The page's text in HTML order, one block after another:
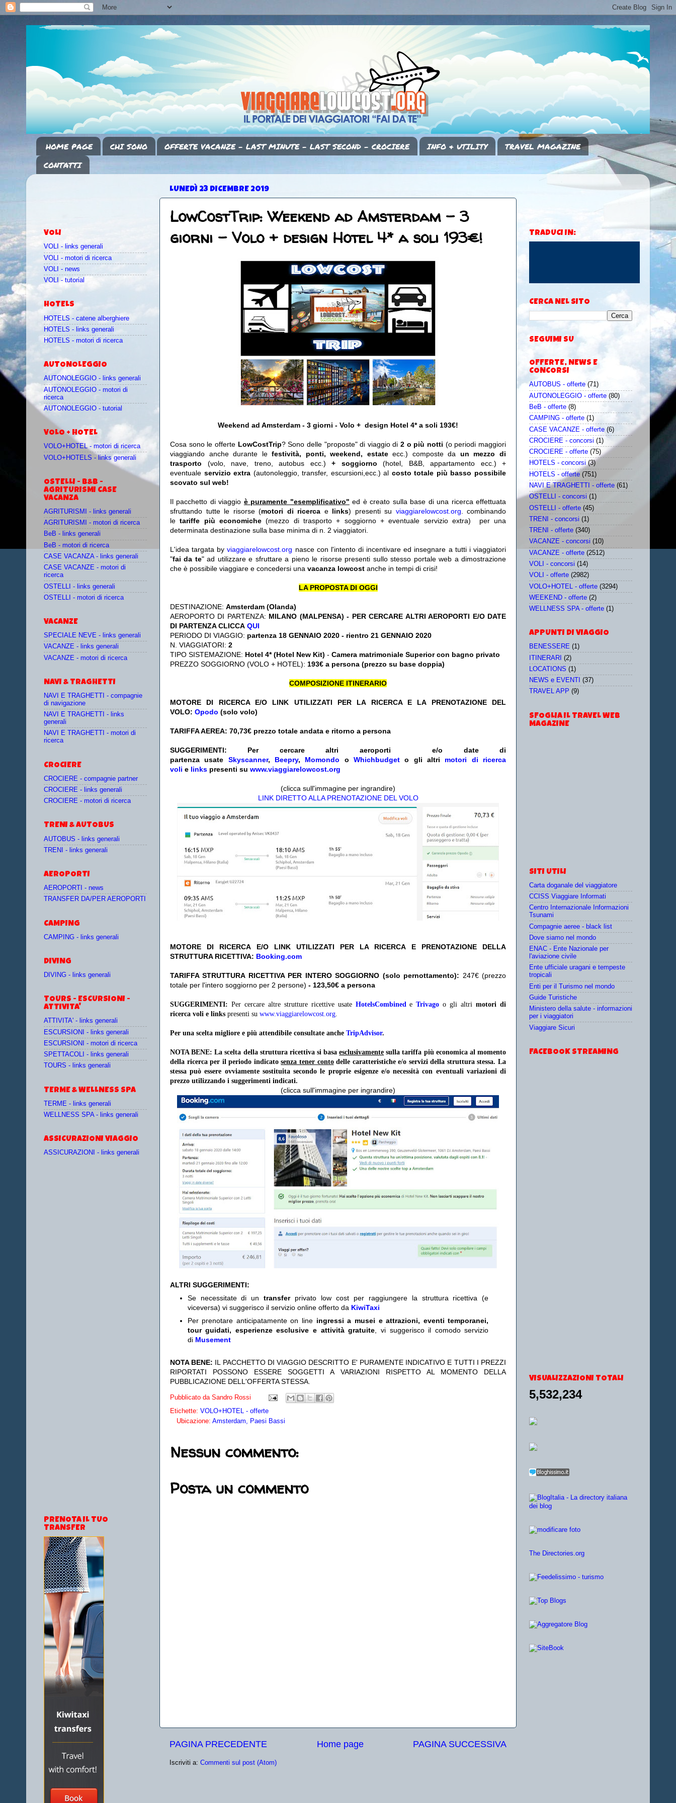
HOME PAGE CHI SONO OFFERTE VACANZE - LAST MINUTE - LAST SECOND - CROCIERE INFO & UTILITY
TRAVEL MAGAZINE
CONTATTI
LUNEDÌ 23 DICEMBRE 2019
LowCostTrip: Weekend ad Amsterdam - 3
giorni - Volo + design Hotel 4* a soli 193€!
Weekend ad Amsterdam - 3 giorni - Volo + design Hotel 4*a soli 193€!
Cosa sono le offerte LowCostTrip? Sono delle "proposte" di viaggio di2 o più notti (o periodi maggiori
viaggiando anche durante lefestività, ponti, weekend, estateecc.) composte da un mezzo di
trasporto (volo, nave, treno, autobus ecc.) + soggiorno (hotel, B&B, appartamento ecc.) +
eventuale servizio extra (autonoleggio, transfer, escursioni,ecc.) al costo totale più basso possibile
scovato sul web!
Il pacchetto di viaggio è puramente "esemplificativo" ed è creato sulla base di una ricerca effettuata
sfruttando tutte le risorse (motori di ricerca e links) presenti su viaggiarelowcost.org . combinando
le tariffe più economiche(mezzo di trasporto + soggiorno + eventuale servizio extra)
per una
determinata destinazione sulla base minima di n. 2 viaggiatori.
L'idea targata byviaggiarelowcost.org nasce con l'intento di incentivare ed insegnare a tutti i viaggiatori
"fai da te" ad utilizzare e sfruttare a pieno le risorse presenti sullo stesso portale web a dimostrazione
che è possibile viaggiare e concedersi una vacanza lowcost anche in tempi di crisi!
LA PROPOSTA DI OGGI
DESTINAZIONE: Amsterdam (Olanda)
AEROPORTO DI PARTENZA: MILANO (MALPENSA) - PER CERCARE ALTRI AEROPORTI E/O DATE
DI PARTENZA CLICCA QUI
PERIODO DI VIAGGIO: partenza 18 GENNAIO 2020 - rientro 21 GENNAIO 2020
N. VIAGGIATORI: 2
TIPO SISTEMAZIONE: Hotel 4* (Hotel New Kit) - Camera matrimoniale Superior con bagno privato
PREZZO SOGGIORNO (VOLO + HOTEL): 193€ a persona (prezzo su base doppia)
COMPOSIZIONE ITINERARIO
MOTORE DI RICERCA E/O LINK UTILIZZATI PER LA RICERCA E LA PRENOTAZIONE DEL
VOLO: Opodo (solo volo)
TARIFFA AEREA: 70,73€ prezzo totale andata e ritorno a persona
SUGGERIMENTI: Per cercare altri aeroporti e/o date di
partenza usate Skyscanner, Beepry, Momondo oWhichbudget o gli altri motori di ricerca
voli e links presenti su www.viaggiarelowcost.org
(clicca sull'immagine per ingrandire)
LINK DIRETTO ALLA PRENOTAZIONE DEL VOLO
MOTORE DI RICERCA E/O LINK UTILIZZATI PER LA RICERCA E PRENOTAZIONE DELLA
STRUTTURA RICETTIVA: Booking.com
TARIFFA STRUTTURA RICETTIVA PER INTERO SOGGIORNO (solo pernottamento): 247€ (prezzo
totale per l'intero soggiorno per 2 persone) - 123,50€ a persona
SUGGERIMENTI: Per cercare altre strutture ricettive usate HotelsCombinedeTrivago o gli altrimotori di
ricerca voli e links presenti su www.viaggiarelowcost.org.
Per una scelta migliore e più attendibile consultate anche TripAdvisor.
NOTA BENE: La scelta della struttura ricettiva si basaesclusivamente sulla tariffa più economica al momento
della ricerca per il periodo indicatosenza tener contodelle caratteristiche e/o servizi della struttura stessa. La
stessa può essere ovviamente sostituita secondo le proprie esigenze e/o necessità con eventuali variazioni di
prezzo utilizzando i suggerimenti indicati.
(clicca sull'immagine per ingrandire)
ALTRI SUGGERIMENTI:
Se necessitate di untransfer privato low cost per raggiungere la struttura ricettiva (e
viceversa) vi suggerisco il servizio online offerto da KiwiTaxi
Per prenotare anticipatamente on line ingressi a musei e attrazioni, eventi temporanei,
tour guidati, esperienze esclusive e attività gratuite , vi suggerisco il comodo servizio
di Musement
NOTA BENE: IL PACCHETTO DI VIAGGIO DESCRITTO E' PURAMENTE INDICATIVO E TUTTI I PREZZI
RIPORTATI POSSONO ESSERE SOGGETTI A VARIAZIONI RISPETTO AL MOMENTO DELLA
PUBBLICAZIONE DELL'OFFERTA STESSA.
Pubblicato da Sandro Rossi
Etichette: VOLO+HOTEL - offerte
Ubicazione: Amsterdam, Paesi Bassi
Nessun commento:
Posta un commento
PAGINA PRECEDENTE PAGINA SUCCESSIVA
Home page
Iscriviti a: Commenti sul post (Atom)
VOLI
VOLI - links generali
VOLI - motori di ricerca
VOLI - news
VOLI - tutorial
HOTELS
HOTELS - catene alberghiere
HOTELS - links generali
HOTELS - motori di ricerca
AUTONOLEGGIO
AUTONOLEGGIO - links generali
AUTONOLEGGIO - motori di
ricerca
AUTONOLEGGIO - tutorial
VOLO + HOTEL
VOLO+HOTEL - motori di ricerca
VOLO+HOTELS - links generali
OSTELLI - B&B -
AGRITURISMI CASE
VACANZA
AGRITURISMI - links generali
AGRITURISMI - motori di ricerca
BeB - links generali
BeB - motori di ricerca
CASE VACANZA - links generali
CASE VACANZE - motori di
ricerca
OSTELLI - links generali
OSTELLI - motori di ricerca
VACANZE
SPECIALE NEVE - links generali
VACANZE - links generali
VACANZE - motori di ricerca
NAVI & TRAGHETTI
NAVI E TRAGHETTI - compagnie
di navigazione
NAVI E TRAGHETTI - links
generali
NAVI E TRAGHETTI - motori di
ricerca
CROCIERE
CROCIERE - compagnie partner
CROCIERE - links generali
CROCIERE - motori di ricerca
TRENI & AUTOBUS
AUTOBUS - links generali
TRENI - links generali
AEROPORTI
AEROPORTI - news
TRANSFER DA/PER AEROPORTI
CAMPING
CAMPING - links generali
DIVING
DIVING - links generali
TOURS - ESCURSIONI -
ATTIVITA'
ATTIVITA' - links generali
ESCURSIONI - links generali
ESCURSIONI - motori di ricerca
SPETTACOLI - links generali
TOURS - links generali
TERME & WELLNESS SPA
TERME - links generali
WELLNESS SPA - links generali
ASSICURAZIONI VIAGGIO
ASSICURAZIONI - links generali
PRENOTA IL TUO
TRANSFER
TRADUCI IN:
CERCA NEL SITO
SEGUIMI SU
OFFERTE, NEWS E
CONCORSI
AUTOBUS - offerte (71)
AUTONOLEGGIO - offerte (80)
BeB - offerte (8)
CAMPING - offerte (1)
CASE VACANZE - offerte (6)
CROCIERE - concorsi (1)
CROCIERE - offerte (75)
HOTELS - concorsi (3)
HOTELS - offerte (751)
NAVI E TRAGHETTI - offerte (61)
OSTELLI - concorsi (1)
OSTELLI - offerte (45)
TRENI - concorsi (1)
TRENI - offerte (340)
VACANZE - concorsi (10)
VACANZE - offerte (2512)
VOLI - concorsi (14)
VOLI - offerte (2982)
VOLO+HOTEL - offerte (3294)
WEEKEND - offerte (2)
WELLNESS SPA - offerte (1)
APPUNTI DI VIAGGIO
BENESSERE (1)
ITINERARI (2)
LOCATIONS (1)
NEWS e EVENTI
(37)
TRAVEL APP (9)
SFOGLIA IL TRAVEL WEB
MAGAZINE
SITI UTILI
Carta doganale del viaggiatore
CCISS Viaggiare Informati
Centro Internazionale Informazioni
Tsunami
Compagnie aeree - black list
Dove siamo nel mondo
ENAC - Ente Nazionale per
l'aviazione civile
Ente ufficiale uragani e tempeste
tropicali
Enti per il Turismo nel mondo
Guide Turistiche
Ministero della salute - informazioni
per i viaggiatori
Viaggiare Sicuri
FACEBOOK STREAMING
VISUALIZZAZIONI TOTALI
5,532,234
The Directories.org